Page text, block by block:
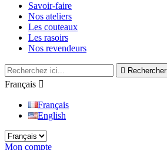
Savoir-faire
Nos ateliers
Les couteaux
Les rasoirs
Nos revendeurs
 Rechercher
Français 
Français
English
Mon compte